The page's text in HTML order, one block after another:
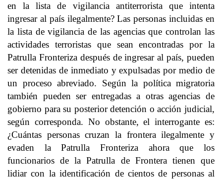
en la lista de vigilancia antiterrorista que intenta
ingresar al país ilegalmente? Las personas incluidas en
la lista de vigilancia de las agencias que controlan las
actividades terroristas que sean encontradas por la
Patrulla Fronteriza después de ingresar al país, pueden
ser detenidas de inmediato y expulsadas por medio de
un proceso abreviado. Según la política migratoria
también pueden ser entregadas a otras agencias de
gobierno para su posterior detención o acción judicial,
según corresponda. No obstante, el interrogante es:
¿Cuántas personas cruzan la frontera ilegalmente y
evaden la Patrulla Fronteriza ahora que los
funcionarios de la Patrulla de Frontera tienen que
lidiar con la identificación de cientos de personas al